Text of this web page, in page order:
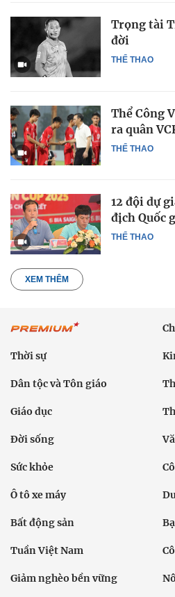
THỂ THAO
Trọng tài
đời
THỂ THAO
Thể Công
ra quân
THỂ THAO
12 đội dự
địch Quốc
XEM THÊM
Thời sự
Dân tộc và Tôn giáo
Giáo dục
Đời sống
Sức khỏe
Ô tô xe máy
Bất động sản
Tuần Việt Nam
Giảm nghèo bền vững